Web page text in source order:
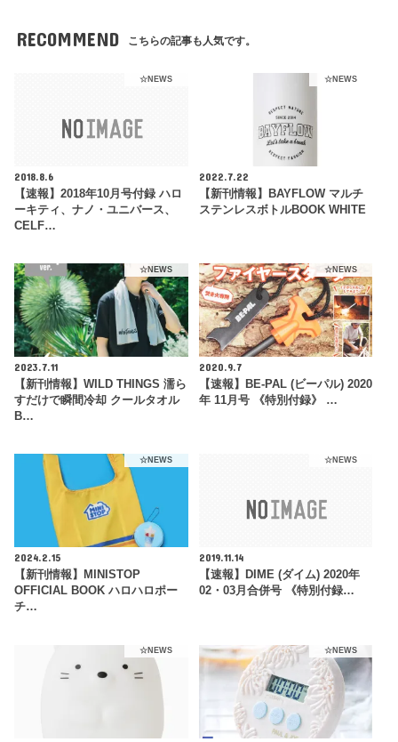
RECOMMEND こちらの記事も人気です。
☆NEWS
2018.8.6
【速報】2018年10月号付録 ハロ
ーキティ、ナノ・ユニバース、
CELF…
☆NEWS
2022.7.22
【新刊情報】BAYFLOW マルチ
ステンレスボトルBOOK WHITE
☆NEWS
2023.7.11
【新刊情報】WILD THINGS 濡ら
すだけで瞬間冷却 クールタオル
B…
☆NEWS
2020.9.7
【速報】BE-PAL (ビーパル) 2020
年 11月号 《特別付録》 …
☆NEWS
2024.2.15
【新刊情報】MINISTOP
OFFICIAL BOOK ハロハロポー
チ…
☆NEWS
2019.11.14
【速報】DIME (ダイム) 2020年
02・03月合併号 《特別付録…
☆NEWS ☆NEWS